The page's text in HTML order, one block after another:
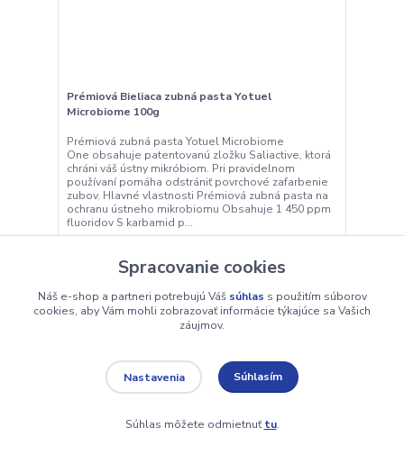
Prémiová Bieliaca zubná pasta Yotuel
Microbiome 100g
Prémiová zubná pasta Yotuel Microbiome
One obsahuje patentovanú zložku Saliactive, ktorá
chráni váš ústny mikróbiom. Pri pravidelnom
používaní pomáha odstrániť povrchové zafarbenie
zubov. Hlavné vlastnosti Prémiová zubná pasta na
ochranu ústneho mikrobiomu Obsahuje 1 450 ppm
fluoridov S karbamid p...
12,33 €
Pridať do košíka
Načítať ďalšie produkty (20)
Spracovanie cookies
Náš e-shop a partneri potrebujú Váš súhlas s použitím súborov
cookies, aby Vám mohli zobrazovať informácie týkajúce sa Vašich
záujmov.
Nastavenia Súhlasím
Súhlas môžete odmietnuťtu.